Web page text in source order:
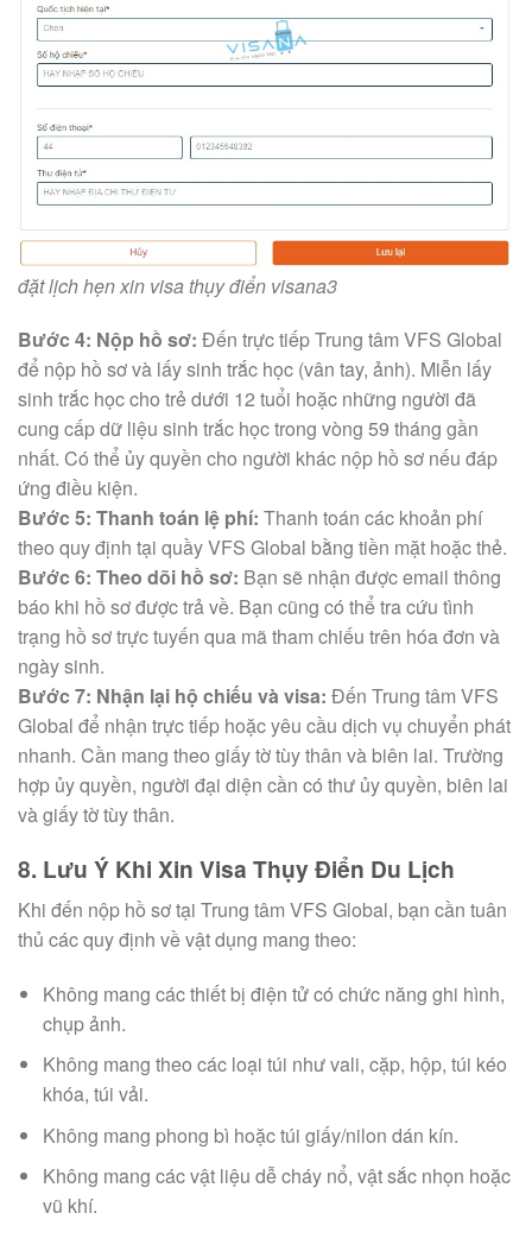
đặt lịch hẹn xin visa thụy điển visana3
Bước 4: Nộp hồ sơ: Đến trực tiếp Trung tâm VFS Global
để nộp hồ sơ và lấy sinh trắc học (vân tay, ảnh). Miễn lấy
sinh trắc học cho trẻ dưới 12 tuổi hoặc những người đã
cung cấp dữ liệu sinh trắc học trong vòng 59 tháng gần
nhất. Có thể ủy quyền cho người khác nộp hồ sơ nếu đáp
ứng điều kiện.
Bước 5: Thanh toán lệ phí: Thanh toán các khoản phí
theo quy định tại quầy VFS Global bằng tiền mặt hoặc thẻ.
Bước 6: Theo dõi hồ sơ: Bạn sẽ nhận được email thông
báo khi hồ sơ được trả về. Bạn cũng có thể tra cứu tình
trạng hồ sơ trực tuyến qua mã tham chiếu trên hóa đơn và
ngày sinh.
Bước 7: Nhận lại hộ chiếu và visa: Đến Trung tâm VFS
Global để nhận trực tiếp hoặc yêu cầu dịch vụ chuyển phát
nhanh. Cần mang theo giấy tờ tùy thân và biên lai. Trường
hợp ủy quyền, người đại diện cần có thư ủy quyền, biên lai
và giấy tờ tùy thân.
8. Lưu Ý Khi Xin Visa Thụy Điển Du Lịch
Khi đến nộp hồ sơ tại Trung tâm VFS Global, bạn cần tuân
thủ các quy định về vật dụng mang theo:
Không mang các thiết bị điện tử có chức năng ghi hình,
chụp ảnh.
Không mang theo các loại túi như vali, cặp, hộp, túi kéo
khóa, túi vải.
Không mang phong bì hoặc túi giấy/nilon dán kín.
Không mang các vật liệu dễ cháy nổ, vật sắc nhọn hoặc
vũ khí.